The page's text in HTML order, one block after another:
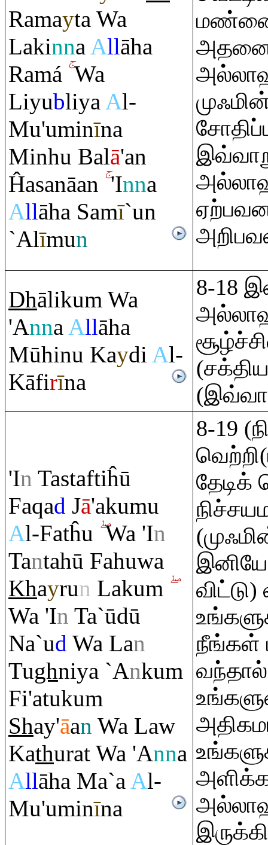
Ramayta Wa
LakinnaAllāha
Ramá Wa
LiyubliyaAl-
Mu'uminīna
Minhu Balā'an
Ĥasanāan 'Inna
Allāha Samī`un
`Alīmun
அதனை
Dhālikum Wa
'AnnaAllāha
Mūhinu Kaydi Al-
Kāfirīna
8-18
அல்லாஹ்
'In Tastaftiĥū
Faqad Jā'akumu
Al-Fatĥu Wa 'In
Tantahū Fahuwa
Khayrun Lakum
Wa 'In Ta`ūdū
Na`ud Wa Lan
Tughniya `Ankum
Fi'atukum
Shay'āan Wa Law
Kathurat Wa 'Anna
Allāha Ma`aAl-
Mu'uminīna
8-19
தேடிக்
நீங்கள்